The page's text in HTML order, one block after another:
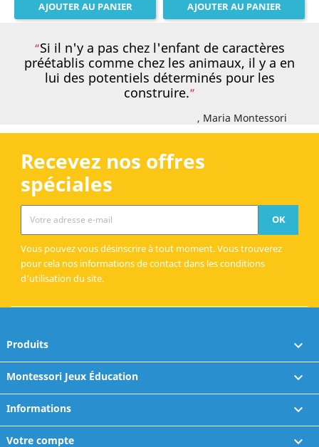
AJOUTER AU PANIER AJOUTER AU PANIER
Si il n'y a pas chez l'enfant de caractères
préétablis comme chez les animaux, il y a en
lui des potentiels déterminés pour les
construire.
, Maria Montessori
Recevez nos offres
spéciales
Vous pouvez vous désinscrire à tout moment. Vous trouverez
pour cela nos informations de contact dans les conditions
d'utilisation du site.
Produits 
Montessori Jeux Éducation 
Informations 
Votre compte 